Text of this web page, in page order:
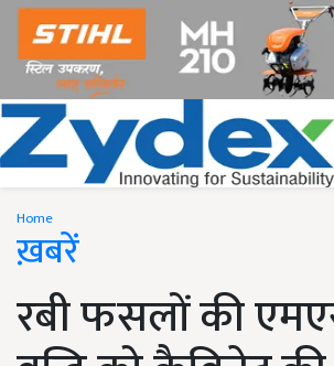
Home
ख़बरें
रबी फसलों की